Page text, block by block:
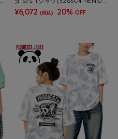
WOMENS）
¥6,072 (税込) 20% OFF